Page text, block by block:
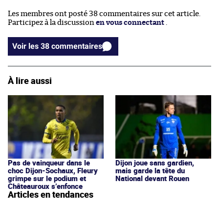
Les membres ont posté 38 commentaires sur cet article.
Participez à la discussion en vous connectant
Voir les 38 commentaires
À lire aussi
Pas de vainqueur dans le
choc Dijon-Sochaux, Fleury
grimpe sur le podium et
Châteauroux s’enfonce
Dijon joue sans gardien,
mais garde la tête du
National devant Rouen
Articles en tendances